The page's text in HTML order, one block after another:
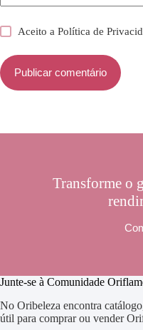
Aceito aPolítica de
Publicar comentário
Transforme o
Junte-se à Comunidade
No Oribeleza encontra
útil para comprar ou vender